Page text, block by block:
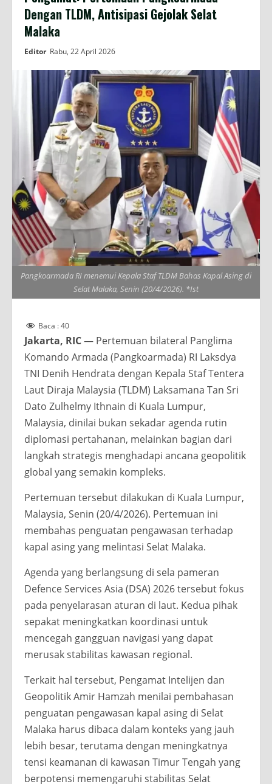
Dengan TLDM, Antisipasi Gejolak Selat
Malaka
Editor Rabu, 22 April 2026
Pangkoarmada RI menemui Kepala Staf TLDM Bahas Kapal Asing di
Selat Malaka, Senin (20/4/2026). *Ist
Baca :40
Jakarta, RIC— Pertemuan bilateral Panglima
Komando Armada (Pangkoarmada) RI Laksdya
TNI Denih Hendrata dengan Kepala Staf Tentera
Laut Diraja Malaysia (TLDM) Laksamana Tan Sri
Dato Zulhelmy Ithnain di Kuala Lumpur,
Malaysia, dinilai bukan sekadar agenda rutin
diplomasi pertahanan, melainkan bagian dari
langkah strategis menghadapi ancana geopolitik
global yang semakin kompleks.
Pertemuan tersebut dilakukan di Kuala Lumpur,
Malaysia, Senin (20/4/2026). Pertemuan ini
membahas penguatan pengawasan terhadap
kapal asing yang melintasi Selat Malaka.
Agenda yang berlangsung di sela pameran
Defence Services Asia (DSA) 2026 tersebut fokus
pada penyelarasan aturan di laut. Kedua pihak
sepakat meningkatkan koordinasi untuk
mencegah gangguan navigasi yang dapat
merusak stabilitas kawasan regional.
Terkait hal tersebut, Pengamat Intelijen dan
Geopolitik Amir Hamzah menilai pembahasan
penguatan pengawasan kapal asing di Selat
Malaka harus dibaca dalam konteks yang jauh
lebih besar, terutama dengan meningkatnya
tensi keamanan di kawasan Timur Tengah yang
berpotensi memengaruhi stabilitas Selat